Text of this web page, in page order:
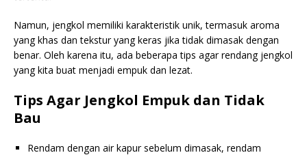
Namun, jengkol memiliki karakteristik unik, termasuk aroma
yang khas dan tekstur yang keras jika tidak dimasak dengan
benar. Oleh karena itu, ada beberapa tips agar rendang jengkol
yang kita buat menjadi empuk dan lezat.
Tips Agar Jengkol Empuk dan Tidak
Bau
Rendam dengan air kapur sebelum dimasak, rendam